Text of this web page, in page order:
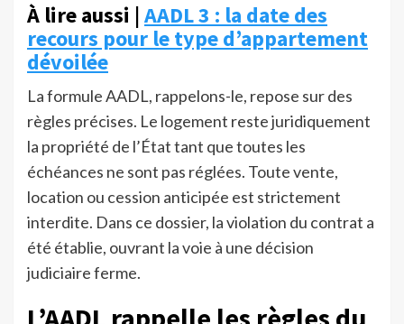
À lire aussi |AADL 3 : la date des
recours pour le type d’appartement
dévoilée
La formule AADL, rappelons-le, repose sur des
règles précises. Le logement reste juridiquement
la propriété de l’État tant que toutes les
échéances ne sont pas réglées. Toute vente,
location ou cession anticipée est strictement
interdite. Dans ce dossier, la violation du contrat a
été établie, ouvrant la voie à une décision
judiciaire ferme.